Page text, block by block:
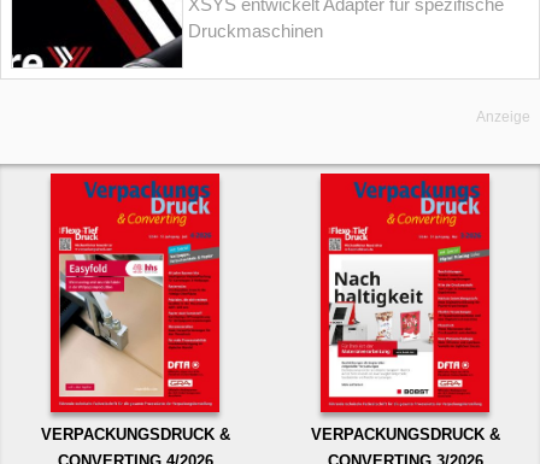
XSYS entwickelt Adapter für spezifische
Druckmaschinen
Anzeige
VERPACKUNGSDRUCK &
VERPACKUNGSDRUCK &